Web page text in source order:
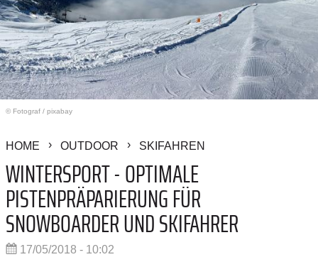
© Fotograf / pixabay
HOME OUTDOOR SKIFAHREN
WINTERSPORT - OPTIMALE
PISTENPRÄPARIERUNG FÜR
SNOWBOARDER UND SKIFAHRER
17/05/2018 - 10:02